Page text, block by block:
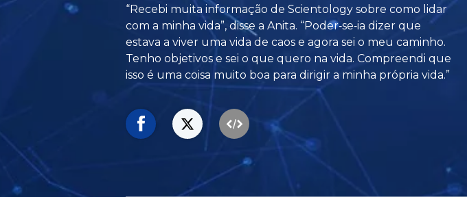
“Recebi muita informação de Scientology sobre como lidar
com a minha vida”, disse a Anita. “Poder‑se‑ia dizer que
estava a viver uma vida de caos e agora sei o meu caminho.
Tenho objetivos e sei o que quero na vida. Compreendi que
isso é uma coisa muito boa para dirigir a minha própria vida.”